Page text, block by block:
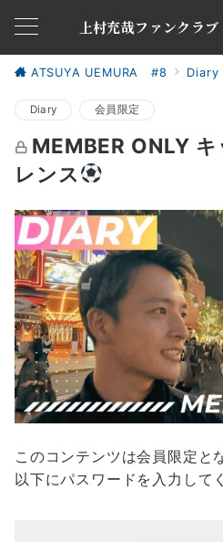
上村充哉ファンクラ
ATSUYA UEMURA #8 Diary
Diary 会員限定
MEMBER ONLY
レンス
このコンテンツは会員限定と
以下にパスワードを入力して